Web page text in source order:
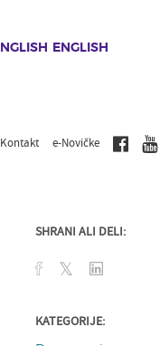
ENGLISH
Kontakt e-Novičke
SHRANI ALI DELI:
KATEGORIJE: